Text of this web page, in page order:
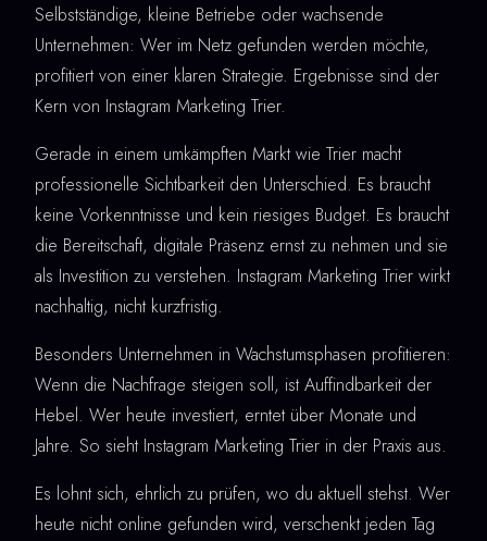
Selbstständige, kleine Betriebe oder wachsende
Unternehmen: Wer im Netz gefunden werden möchte,
profitiert von einer klaren Strategie. Ergebnisse sind der
Kern von Instagram Marketing Trier.
Gerade in einem umkämpften Markt wie Trier macht
professionelle Sichtbarkeit den Unterschied. Es braucht
keine Vorkenntnisse und kein riesiges Budget. Es braucht
die Bereitschaft, digitale Präsenz ernst zu nehmen und sie
als Investition zu verstehen. Instagram Marketing Trier wirkt
nachhaltig, nicht kurzfristig.
Besonders Unternehmen in Wachstumsphasen profitieren:
Wenn die Nachfrage steigen soll, ist Auffindbarkeit der
Hebel. Wer heute investiert, erntet über Monate und
Jahre. So sieht Instagram Marketing Trier in der Praxis aus.
Es lohnt sich, ehrlich zu prüfen, wo du aktuell stehst. Wer
heute nicht online gefunden wird, verschenkt jeden Tag